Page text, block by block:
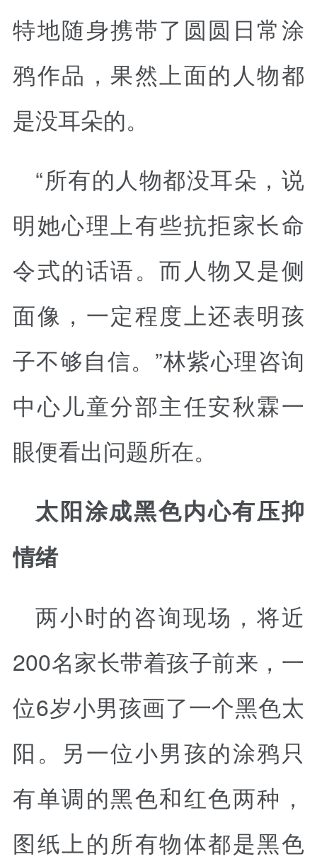
特地随身携带了圆圆日常涂
鸦作品，果然上面的人物都
是没耳朵的。
“所有的人物都没耳朵，说
明她心理上有些抗拒家长命
令式的话语。而人物又是侧
面像，一定程度上还表明孩
子不够自信。”林紫心理咨询
中心儿童分部主任安秋霖一
眼便看出问题所在。
太阳涂成黑色内心有压抑
情绪
两小时的咨询现场，将近
200名家长带着孩子前来，一
位6岁小男孩画了一个黑色太
阳。另一位小男孩的涂鸦只
有单调的黑色和红色两种，
图纸上的所有物体都是黑色